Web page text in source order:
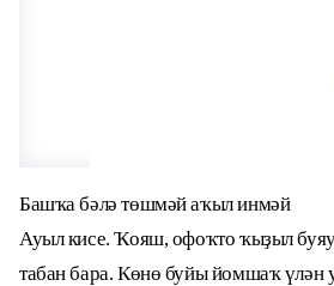
Башҡа бәлә төшмәй аҡыл инмәй
Ауыл кисе. Ҡояш, офоҡто ҡыҙыл
табан бара. Көнө буйы йомшаҡ үлән